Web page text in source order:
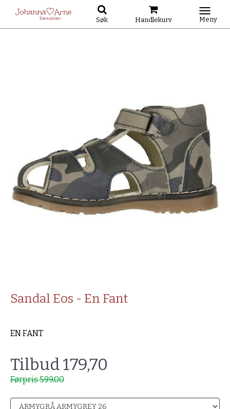
Søk Handlekurv Meny
Sandal Eos - En Fant
EN FANT
Tilbud 179,70
Førpris 599,00